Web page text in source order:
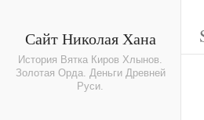
Сайт Николая Хана
История Вятка Киров Хлынов.
Золотая Орда. Деньги Древней
Руси.